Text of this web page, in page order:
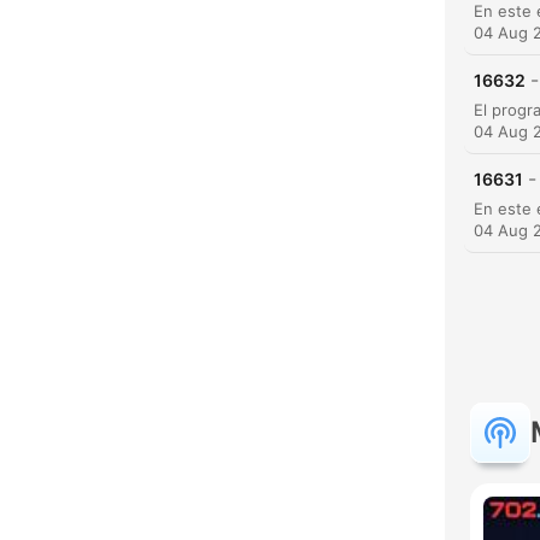
04 Aug
16632 -
04 Aug
16631 -
04 Aug